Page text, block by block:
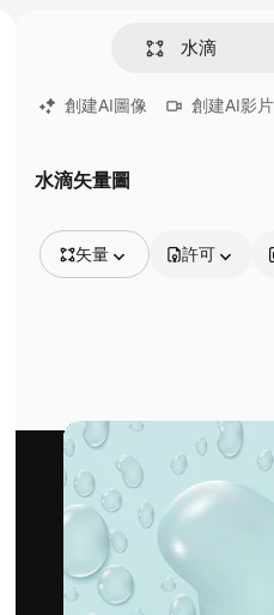
創建AI圖像 創建AI影片
水滴矢量圖
矢量
視頻
片段
動態圖形
影片範本
圖標
3D模型
許可
引導你創作出
100萬訂閱者